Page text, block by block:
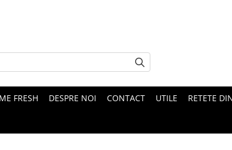
FRESH DESPRE NOI CONTACT UTILE RETETE